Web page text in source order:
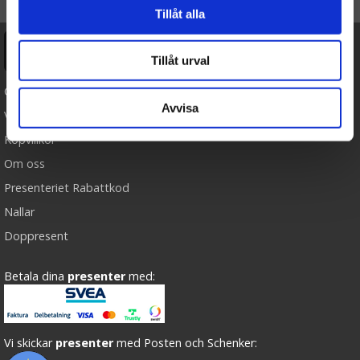
Tillåt alla
Tillåt urval
Avvisa
Cookies
Varumärken
Köpvillkor
Om oss
Presenteriet Rabattkod
Nallar
Doppresent
Betala dina presenter med:
Vi skickar presenter med Posten och Schenker: